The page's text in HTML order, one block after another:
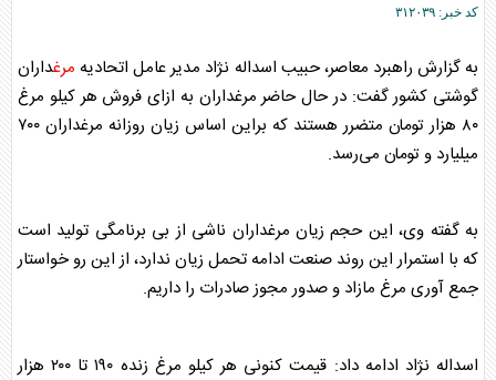
کد خبر: ۳۱۲۰۳۹
به گزارش راهبرد معاصر، حبیب اسداله نژاد مدیر عامل اتحادیه مرغداران
گوشتی کشور گفت: در حال حاضر مرغداران به ازای فروش هر کیلو مرغ
۸۰ هزار تومان متضرر هستند که براین اساس زیان روزانه
مرغ
داران ۷۰۰
میلیارد و تومان می‌رسد.
به گفته وی، این حجم زیان مرغداران ناشی از بی برنامگی تولید است
که با استمرار این روند صنعت ادامه تحمل زیان ندارد، از این رو خواستار
جمع آوری مرغ مازاد و صدور مجوز صادرات را داریم.
اسداله نژاد ادامه داد: قیمت کنونی هر کیلو مرغ
زنده ۱۹۰ تا ۲۰۰ هزار